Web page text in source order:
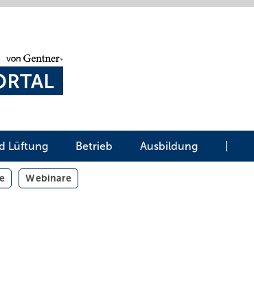
Lüftung Betrieb Ausbildung
Webinare